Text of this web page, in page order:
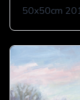
50x50cm